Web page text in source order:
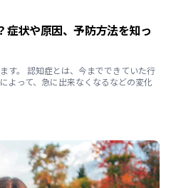
症状や原因、予防方法を知っ
す。 認知症とは、今までできていた行
よって、急に出来なくなるなどの変化